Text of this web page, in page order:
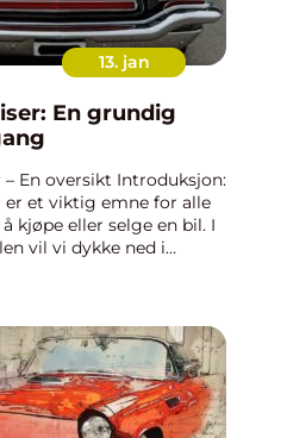
13. jan
En grundig
En oversikt Introduksjon:
et viktig emne for alle
kjøpe eller selge en bil. I
vil vi dykke ned i